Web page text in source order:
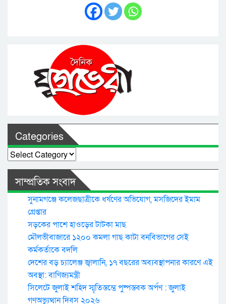
Categories
Categories
সাম্প্রতিক সংবাদ
সুনামগঞ্জে কলেজছাত্রীকে ধর্ষণের অভিযোগ, মসজিদের ইমাম
গ্রেপ্তার
সড়কের পাশে হাওড়ের টাটকা মাছ
মৌলভীবাজারে ১২০০ কমলা গাছ কাটা বনবিভাগের সেই
কর্মকর্তাকে বদলি
দেশের বড় চ্যালেঞ্জ জ্বালানি, ১৭ বছরের অব্যবস্থাপনার কারণে এই
অবস্থা: বাণিজ্যমন্ত্রী
সিলেটে জুলাই শহিদ স্মৃতিস্তম্ভে পুষ্পস্তবক অর্পণ : জুলাই
গণঅভ্যুত্থান দিবস ২০২৬